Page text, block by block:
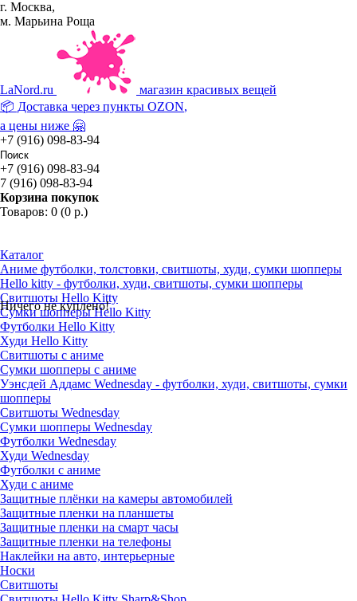
г. Москва,
м. Марьина Роща
LaNord.ru
магазин красивых вещей
📦 Доставка через пункты OZON,
а цены ниже 🤗
+7 (916) 098-83-94
+7 (916) 098-83-94
7 (916) 098-83-94
Корзина покупок
Товаров: 0 (0 р.)
Ничего не куплено!
Каталог
Аниме футболки, толстовки, свитшоты, худи, сумки шопперы
Hello kitty - футболки, худи, свитшоты, сумки шопперы
Свитшоты Hello Kitty
Сумки шопперы Hello Kitty
Футболки Hello Kitty
Худи Hello Kitty
Свитшоты с аниме
Сумки шопперы с аниме
Уэнсдей Аддамс Wednesday - футболки, худи, свитшоты, сумки
шопперы
Свитшоты Wednesday
Сумки шопперы Wednesday
Футболки Wednesday
Худи Wednesday
Футболки с аниме
Худи с аниме
Защитные плёнки на камеры автомобилей
Защитные пленки на планшеты
Защитные пленки на смарт часы
Защитные пленки на телефоны
Наклейки на авто, интерьерные
Носки
Свитшоты